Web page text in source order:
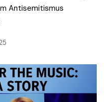
Antisemitismus